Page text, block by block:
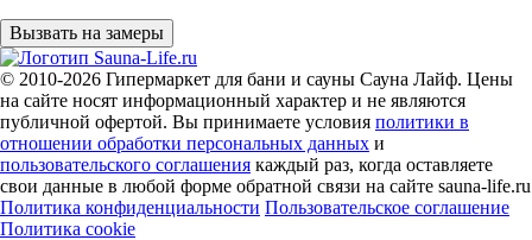
Вызвать на замеры
© 2010-2026 Гипермаркет для бани и сауны Сауна Лайф. Цены
на сайте носят информационный характер и не являются
публичной офертой. Вы принимаете условия политики в
отношении обработки персональных данных и
пользовательского соглашения каждый раз, когда оставляете
свои данные в любой форме обратной связи на сайте sauna-life.ru
Политика конфиденциальности Пользовательское соглашение
Политика cookie